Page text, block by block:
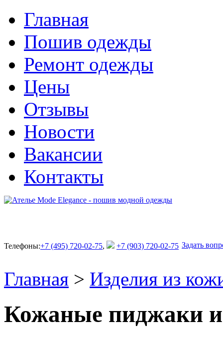
Главная
Пошив одежды
Ремонт одежды
Цены
Отзывы
Новости
Вакансии
Контакты
Телефоны:+7 (495) 720-02-75, +7 (903) 720-02-75 Задать
Главная > Изделия из
Кожаные пиджаки